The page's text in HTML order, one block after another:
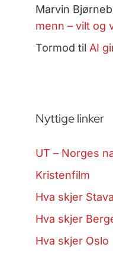
Marvin
menn – vilt og
Tormod til AI
Nyttige linker
UT – Norges
Kristenfilm
Hva skjer
Hva skjer
Hva skjer Oslo